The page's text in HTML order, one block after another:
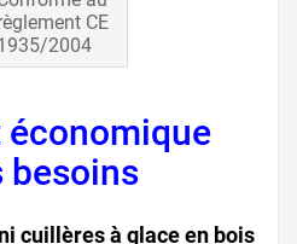
CE
2004
économique
besoins
cuillères à glace en bois